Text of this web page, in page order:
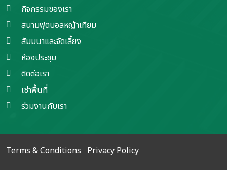
กิจกรรมของเรา
สนามฟุตบอลหญ้าเทียม
สัมมนาและจัดเลี้ยง
ห้องประชุม
ติดต่อเรา
เช่าพื้นที่
ร่วมงานกับเรา
Terms & Conditions Privacy Policy